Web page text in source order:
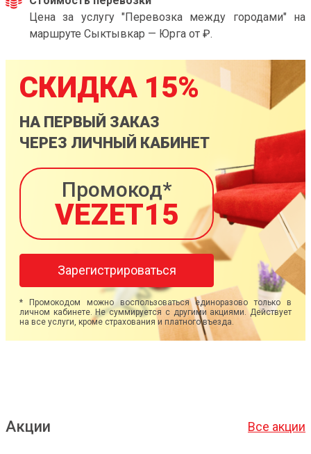
Цена за услугу "Перевозка между городами" на
маршруте Сыктывкар — Юрга от ₽.
СКИДКА 15%
НА ПЕРВЫЙ ЗАКАЗ
ЧЕРЕЗ ЛИЧНЫЙ КАБИНЕТ
Промокод*
VEZET15
Зарегистрироваться
* Промокодом можно воспользоваться единоразово только в
личном кабинете. Не суммируется с другими акциями. Действует
на все услуги, кроме страхования и платного въезда.
Акции Все акции